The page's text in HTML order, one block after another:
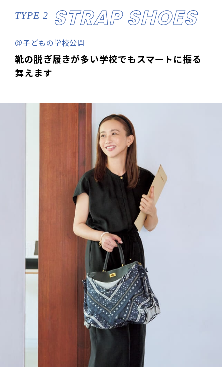
TYPE 2 STRAP SHOES
＠子どもの学校公開
靴の脱ぎ履きが多い学校でもスマートに振る
舞えます